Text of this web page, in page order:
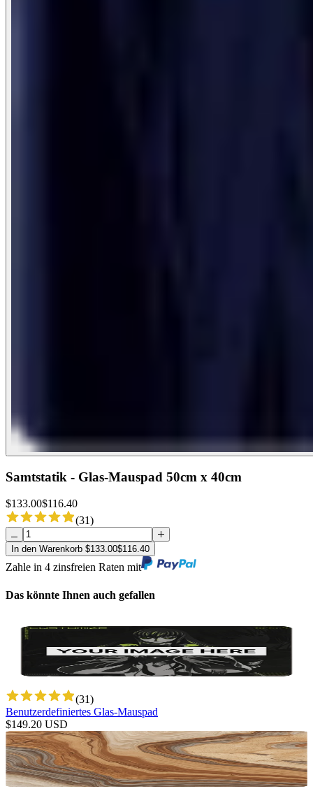
Samtstatik - Glas-Mauspad 50cm x 40cm
$133.00$116.40
(31)
In den Warenkorb $133.00$116.40
Zahle in 4 zinsfreien Raten mit
Das könnte Ihnen auch gefallen
(31)
Benutzerdefiniertes Glas-Mauspad
$149.20 USD